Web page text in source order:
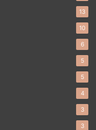
13
10
6
5
5
4
3
3